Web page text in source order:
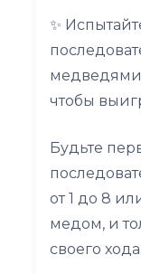
✨
медведями
чтобы
Будьте
от 1 до 8
медом, и
своего хода.